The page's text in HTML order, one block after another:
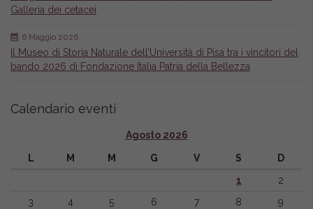
Galleria dei cetacei
Il Museo di Storia Naturale dell’Università di Pisa tra i vincitori del
bando 2026 di Fondazione Italia Patria della Bellezza
6 Maggio 2026
Calendario eventi
Agosto 2026
L M M G V S D
1
2
3
4 5 6 7 8
9